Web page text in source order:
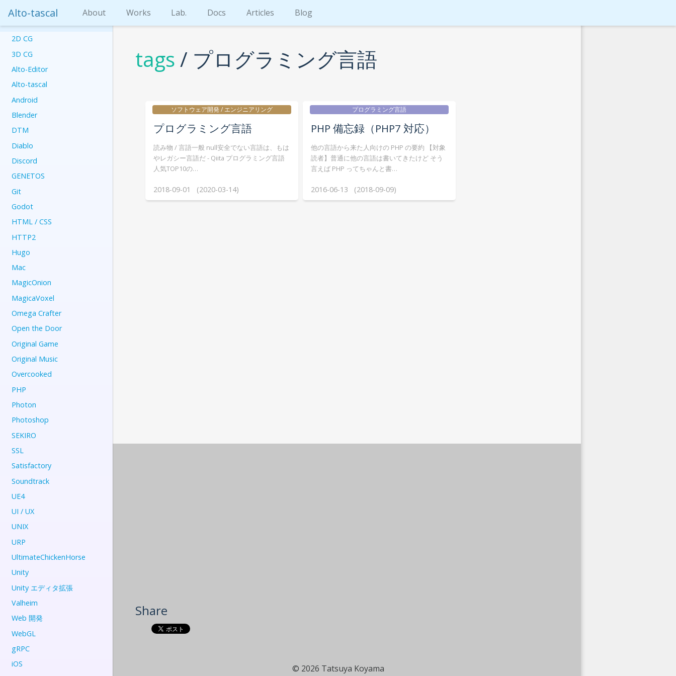
Alto-tascal About Works Lab. Docs Articles Blog
2D CG
3D CG
Alto-Editor
Alto-tascal
Android
Blender
DTM
Diablo
Discord
GENETOS
Git
Godot
HTML / CSS
HTTP2
Hugo
Mac
MagicOnion
MagicaVoxel
Omega Crafter
Open the Door
Original Game
Original Music
Overcooked
PHP
Photon
Photoshop
SEKIRO
SSL
Satisfactory
Soundtrack
UE4
UI / UX
UNIX
URP
UltimateChickenHorse
Unity
Unity エディタ拡張
Valheim
Web 開発
WebGL
gRPC
iOS
tags / プログラミング言語
ソフトウェア開発 / エンジニアリング
プログラミング言語
読み物 / 言語一般 null安全でない言語は、もは
やレガシー言語だ - Qiita プログラミング言語
人気TOP10の…
2018-09-01 (2020-03-14)
プログラミング言語
PHP 備忘録（PHP7 対応）
他の言語から来た人向けの PHP の要約 【対象
読者】普通に他の言語は書いてきたけど そう
言えば PHP ってちゃんと書…
2016-06-13 (2018-09-09)
Share
© 2026 Tatsuya Koyama